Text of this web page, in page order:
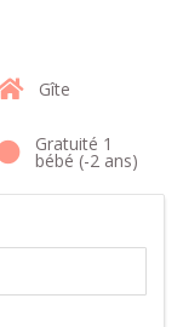
Gîte
Gratuité 1
bébé (-2 ans)